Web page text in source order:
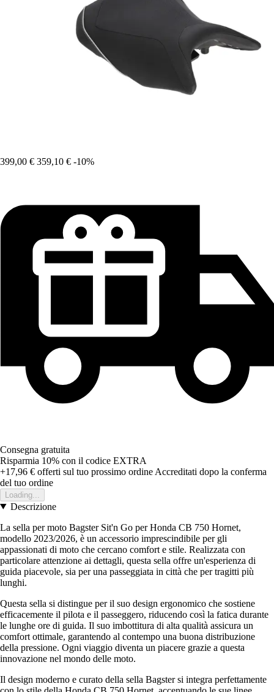
399,00 € 359,10 € -10%
Consegna gratuita
Risparmia 10% con il codice EXTRA
+17,96 € offerti sul tuo prossimo ordine Accreditati dopo la conferma
del tuo ordine
Loading...
Descrizione
La sella per moto Bagster Sit'n Go per Honda CB 750 Hornet,
modello 2023/2026, è un accessorio imprescindibile per gli
appassionati di moto che cercano comfort e stile. Realizzata con
particolare attenzione ai dettagli, questa sella offre un'esperienza di
guida piacevole, sia per una passeggiata in città che per tragitti più
lunghi.
Questa sella si distingue per il suo design ergonomico che sostiene
efficacemente il pilota e il passeggero, riducendo così la fatica durante
le lunghe ore di guida. Il suo imbottitura di alta qualità assicura un
comfort ottimale, garantendo al contempo una buona distribuzione
della pressione. Ogni viaggio diventa un piacere grazie a questa
innovazione nel mondo delle moto.
Il design moderno e curato della sella Bagster si integra perfettamente